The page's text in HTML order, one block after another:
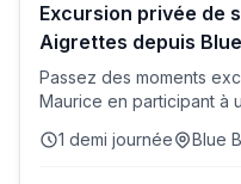
Excursion privée de
Aigrettes depuis
Passez des moments
Maurice en participant à
1 demi journée Blue